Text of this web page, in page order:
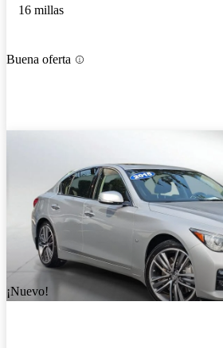
16 millas
Buena oferta
¡Nuevo!